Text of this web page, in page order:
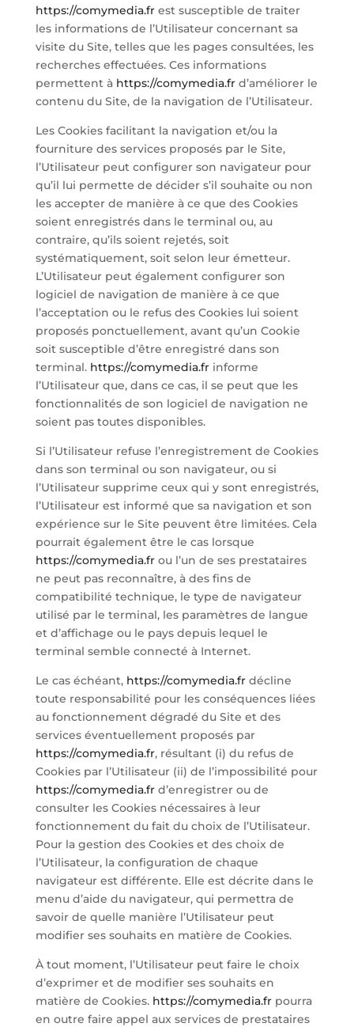
https://comymedia.frest susceptible de traiter
les informations de l’Utilisateur concernant sa
visite du Site, telles que les pages consultées, les
recherches effectuées. Ces informations
permettent à https://comymedia.frd’améliorer le
contenu du Site, de la navigation de l’Utilisateur.
Les Cookies facilitant la navigation et/ou la
fourniture des services proposés par le Site,
l’Utilisateur peut configurer son navigateur pour
qu’il lui permette de décider s’il souhaite ou non
les accepter de manière à ce que des Cookies
soient enregistrés dans le terminal ou, au
contraire, qu’ils soient rejetés, soit
systématiquement, soit selon leur émetteur.
L’Utilisateur peut également configurer son
logiciel de navigation de manière à ce que
l’acceptation ou le refus des Cookies lui soient
proposés ponctuellement, avant qu’un Cookie
soit susceptible d’être enregistré dans son
terminal. https://comymedia.frinforme
l’Utilisateur que, dans ce cas, il se peut que les
fonctionnalités de son logiciel de navigation ne
soient pas toutes disponibles.
Si l’Utilisateur refuse l’enregistrement de Cookies
dans son terminal ou son navigateur, ou si
l’Utilisateur supprime ceux qui y sont enregistrés,
l’Utilisateur est informé que sa navigation et son
expérience sur le Site peuvent être limitées. Cela
pourrait également être le cas lorsque
https://comymedia.frou l’un de ses prestataires
ne peut pas reconnaître, à des fins de
compatibilité technique, le type de navigateur
utilisé par le terminal, les paramètres de langue
et d’affichage ou le pays depuis lequel le
terminal semble connecté à Internet.
Le cas échéant, https://comymedia.frdécline
toute responsabilité pour les conséquences liées
au fonctionnement dégradé du Site et des
services éventuellement proposés par
https://comymedia.fr, résultant (i) du refus de
Cookies par l’Utilisateur (ii) de l’impossibilité pour
https://comymedia.frd’enregistrer ou de
consulter les Cookies nécessaires à leur
fonctionnement du fait du choix de l’Utilisateur.
Pour la gestion des Cookies et des choix de
l’Utilisateur, la configuration de chaque
navigateur est différente. Elle est décrite dans le
menu d’aide du navigateur, qui permettra de
savoir de quelle manière l’Utilisateur peut
modifier ses souhaits en matière de Cookies.
À tout moment, l’Utilisateur peut faire le choix
d’exprimer et de modifier ses souhaits en
matière de Cookies. https://comymedia.frpourra
en outre faire appel aux services de prestataires